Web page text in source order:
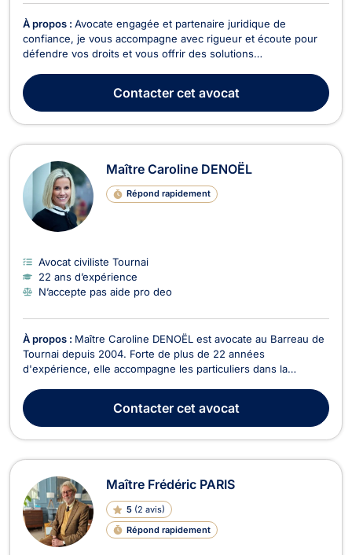
À propos : Avocate engagée et partenaire juridique de
confiance, je vous accompagne avec rigueur et écoute pour
défendre vos droits et vous offrir des solutions
ainsi que leurs alentours.
Contactercet avocat
Maître Caroline DENOËL
Répond rapidement
Avocat civiliste Tournai
22 ans d’expérience
N’accepte pas aide pro deo
À propos : Maître Caroline DENOËL est avocate au Barreau de
Tournai depuis 2004. Forte de plus de 22 années
d'expérience, elle accompagne les particuliers dans la
civil et droit des assurances. Droit de la famille et divorce
Maître Caroline DENOËL intervient dans l'ens...
Contactercet avocat
Maître Frédéric PARIS
5 (2 avis)
Répond rapidement